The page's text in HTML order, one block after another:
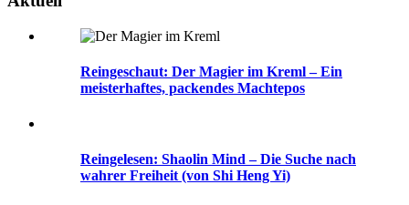
Reingeschaut: Der Magier im Kreml – Ein
meisterhaftes, packendes Machtepos
Reingelesen: Shaolin Mind – Die Suche nach
wahrer Freiheit (von Shi Heng Yi)